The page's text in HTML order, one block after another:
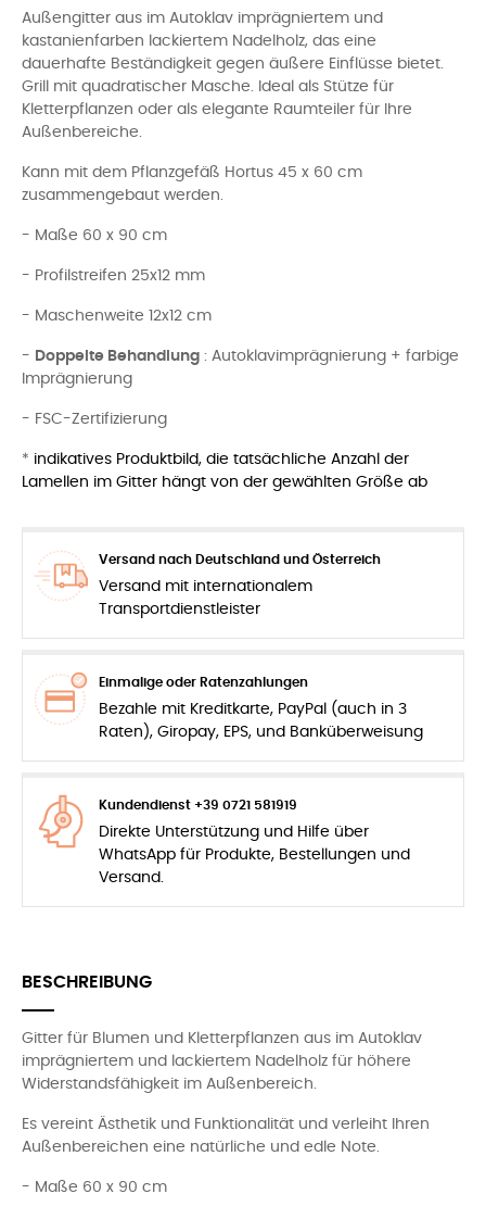
Außengitter aus im Autoklav imprägniertem und
kastanienfarben lackiertem Nadelholz, das eine
dauerhafte Beständigkeit gegen äußere Einflüsse bietet.
Grill mit quadratischer Masche. Ideal als Stütze für
Kletterpflanzen oder als elegante Raumteiler für Ihre
Außenbereiche.
Kann mit dem Pflanzgefäß Hortus 45 x 60 cm
zusammengebaut werden.
- Maße 60 x 90 cm
- Profilstreifen 25x12 mm
- Maschenweite 12x12 cm
- Doppelte Behandlung : Autoklavimprägnierung + farbige
Imprägnierung
- FSC-Zertifizierung
* indikatives Produktbild, die tatsächliche Anzahl der
Lamellen im Gitter hängt von der gewählten Größe ab
Versand nach Deutschland und Österreich
Versand mit internationalem
Transportdienstleister
Einmalige oder Ratenzahlungen
Bezahle mit Kreditkarte, PayPal (auch in 3
Raten), Giropay, EPS, und Banküberweisung
Kundendienst +39 0721 581919
Direkte Unterstützung und Hilfe über
WhatsApp für Produkte, Bestellungen und
Versand.
BESCHREIBUNG
Gitter für Blumen und Kletterpflanzen aus im Autoklav
imprägniertem und lackiertem Nadelholz für höhere
Widerstandsfähigkeit im Außenbereich.
Es vereint Ästhetik und Funktionalität und verleiht Ihren
Außenbereichen eine natürliche und edle Note.
- Maße 60 x 90 cm